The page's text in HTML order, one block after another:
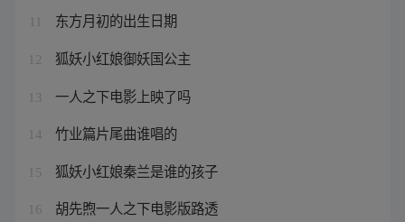
东方月初的出生日期
12 狐妖小红娘御妖国公主
13 一人之下电影上映了吗
14 竹业篇片尾曲谁唱的
15 狐妖小红娘秦兰是谁的孩子
16 胡先煦一人之下电影版路透